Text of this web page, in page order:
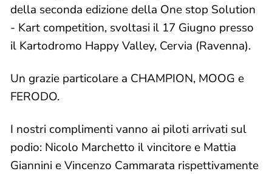
della seconda edizione della One stop Solution
- Kart competition, svoltasi il 17 Giugno presso
il Kartodromo Happy Valley, Cervia (Ravenna).
Un grazie particolare a CHAMPION, MOOG e
FERODO.
I nostri complimenti vanno ai piloti arrivati sul
podio: Nicolo Marchetto il vincitore e Mattia
Giannini e Vincenzo Cammarata rispettivamente